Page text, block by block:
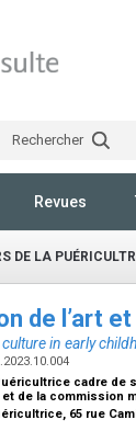
Rechercher
Revues
DE LA
de l’art
in early
cadre de
de la commission
65 rue